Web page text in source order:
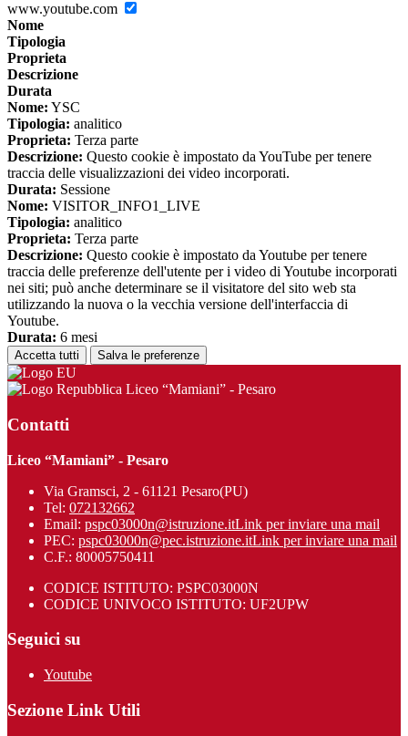
www.youtube.com
Nome
Tipologia
Proprieta
Descrizione
Durata
Nome: YSC
Tipologia: analitico
Proprieta: Terza parte
Descrizione: Questo cookie è impostato da YouTube per tenere
traccia delle visualizzazioni dei video incorporati.
Durata: Sessione
Nome: VISITOR_INFO1_LIVE
Tipologia: analitico
Proprieta: Terza parte
Descrizione: Questo cookie è impostato da Youtube per tenere
traccia delle preferenze dell'utente per i video di Youtube incorporati
nei siti; può anche determinare se il visitatore del sito web sta
utilizzando la nuova o la vecchia versione dell'interfaccia di
Youtube.
Durata: 6 mesi
Accetta tutti Salva le preferenze
Liceo “Mamiani” - Pesaro
Contatti
Liceo “Mamiani” - Pesaro
Via Gramsci, 2 - 61121 Pesaro(PU)
Tel: 072132662
Email: pspc03000n@istruzione.itLink per inviare una mail
PEC: pspc03000n@pec.istruzione.itLink per inviare una mail
C.F.: 80005750411
CODICE ISTITUTO: PSPC03000N
CODICE UNIVOCO ISTITUTO: UF2UPW
Seguici su
Youtube
Sezione Link Utili